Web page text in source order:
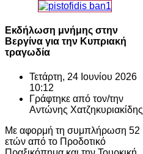
Εκδήλωση μνήμης στην
Βεργίνα για την Κυπριακή
τραγωδία
Τετάρτη, 24 Ιουνίου 2026
10:12
Γράφτηκε από τον/την
Αντώνης Χατζηκυριακίδης
Με αφορμή τη συμπλήρωση 52
ετών από το Προδοτικό